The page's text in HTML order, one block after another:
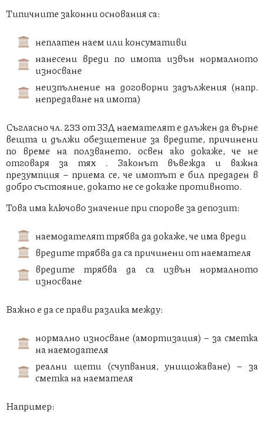
Типичните законни основания са:
неплатен наем или консумативи
нанесени вреди по имота извън нормалното
износване
неизпълнение на договорни задължения (напр.
непредаване на имота)
Съгласно чл. 233 от ЗЗД наемателят е длъжен да върне
вещта и дължи обезщетение за вредите, причинени
по време на ползването, освен ако докаже, че не
отговаря за тях . Законът въвежда и важна
презумпция – приема се, че имотът е бил предаден в
добро състояние, докато не се докаже противното.
Това има ключово значение при спорове за депозит:
наемодателят трябва да докаже, че има вреди
вредите трябва да са причинени от наемателя
вредите трябва да са извън нормалното
износване
Важно е да се прави разлика между:
нормално износване (амортизация) – за сметка
на наемодателя
реални щети (счупвания, унищожаване) – за
сметка на наемателя
Например: